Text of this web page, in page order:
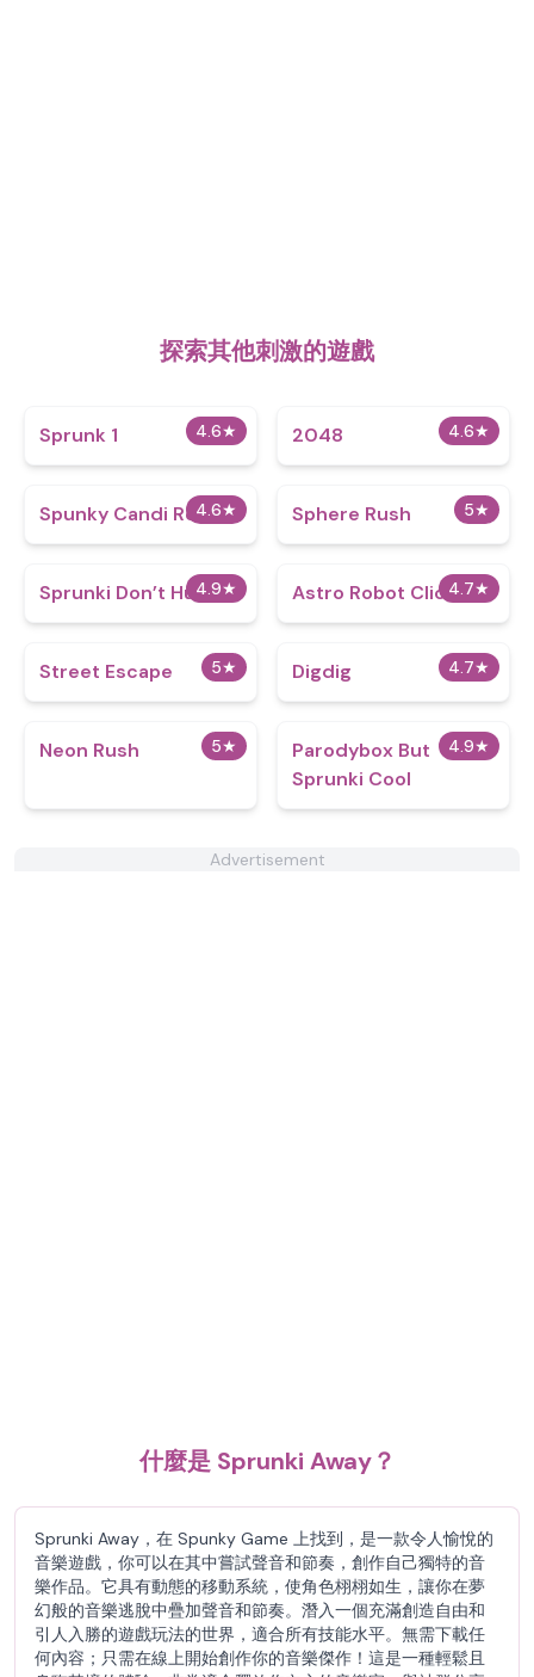
探索其他刺激的遊戲
4.6★
Sprunk 1 4.6★
2048
4.6★
Spunky Candi Retake 5★
Sphere Rush
4.9★
Sprunki Don’t Hug Me 4.7★
Astro Robot Clicker
5★
Street Escape 4.7★
Digdig
5★
Neon Rush 4.9★
Parodybox But
Sprunki Cool
Advertisement
什麼是 Sprunki Away？
Sprunki Away，在 Spunky Game 上找到，是一款令人愉悅的
音樂遊戲，你可以在其中嘗試聲音和節奏，創作自己獨特的音
樂作品。它具有動態的移動系統，使角色栩栩如生，讓你在夢
幻般的音樂逃脫中疊加聲音和節奏。潛入一個充滿創造自由和
引人入勝的遊戲玩法的世界，適合所有技能水平。無需下載任
何內容；只需在線上開始創作你的音樂傑作！這是一種輕鬆且